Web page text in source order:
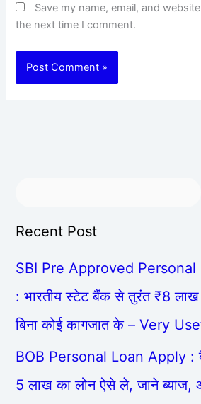
Save my name, email, and
the next time I comment.
Recent Post
SBI Pre Approved Personal
: भारतीय स्टेट बैंक से तुरंत ₹8
बिना कोई कागजात के – Very
BOB Personal Loan Apply :
5 लाख का लोन ऐसे ले, जाने ब्याज,